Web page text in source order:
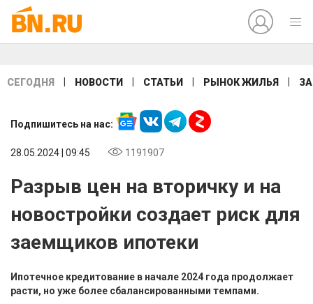
СЕГОДНЯ НОВОСТИ СТАТЬИ РЫНОК ЖИЛЬЯ
Подпишитесь на нас:
28.05.2024 | 09:45 1191907
Разрыв цен на вторичку и на
новостройки создает риск для
заемщиков ипотеки
Ипотечное кредитование в начале 2024 года продолжает
расти, но уже более сбалансированными темпами.